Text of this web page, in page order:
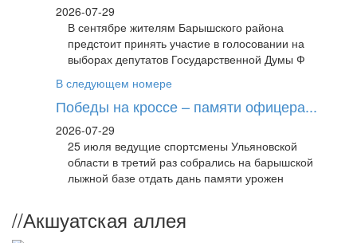
2026-07-29
В сентябре жителям Барышского района
предстоит принять участие в голосовании на
выборах депутатов Государственной Думы Ф
В следующем номере
Победы на кроссе – памяти офицера...
2026-07-29
25 июля ведущие спортсмены Ульяновской
области в третий раз собрались на барышской
лыжной базе отдать дань памяти урожен
//Акшуатская аллея